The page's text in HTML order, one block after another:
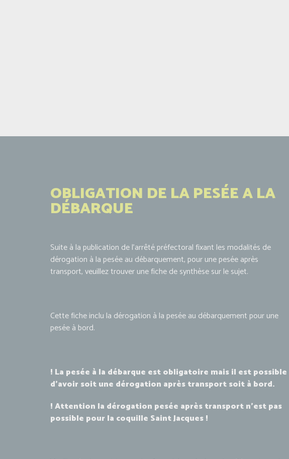
OBLIGATION DE LA PESÉE A LA
DÉBARQUE
Suite à la publication de l’arrêté préfectoral fixant les modalités de
dérogation à la pesée au débarquement, pour une pesée après
transport, veuillez trouver une fiche de synthèse sur le sujet.
Cette fiche inclu la dérogation à la pesée au débarquement pour une
pesée à bord.
! La pesée à la débarque est obligatoire mais il est possible
d’avoir soit une dérogation après transport soit à bord.
! Attention la dérogation pesée après transport n’est pas
possible pour la coquille Saint Jacques !